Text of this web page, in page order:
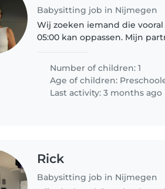
Babysitting job in Nijmegen
Wij zoeken iemand die
05:00 kan oppassen. Mijn
gezin van 3..
Number of children: 1
Age of children:
Last activity: 3 months ago
Rick
Babysitting job in Nijmegen